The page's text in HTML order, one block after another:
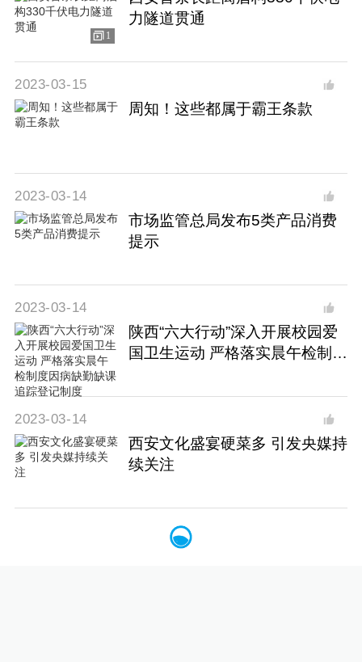
1
力隧道贯通
2023-03-15
​周知！这些都属于霸王条款
2023-03-14
市场监管总局发布5类产品消费
提示
2023-03-14
陕西“六大行动”深入开展校园爱
国卫生运动 严格落实晨午检制度
2023-03-14
西安文化盛宴硬菜多 引发央媒持
续关注